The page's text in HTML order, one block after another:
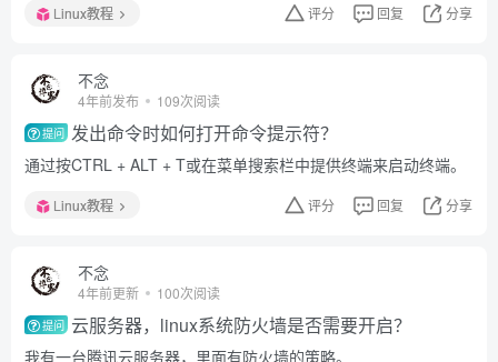
Linux教程 评分 回复 分享
不念
4年前发布 109次阅读
提问 发出命令时如何打开命令提示符？
通过按CTRL + ALT + T或在菜单搜索栏中提供终端来启动终端。
Linux教程 评分 回复 分享
不念
4年前更新 100次阅读
提问 云服务器，linux系统防火墙是否需要开启？
我有一台腾讯云服务器，里面有防火墙的策略。